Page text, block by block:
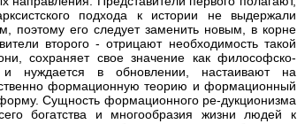
подхода к истории не выдержали
поэтому его следует заменить новым, в корне
второго - отрицают необходимость такой
сохраняет свое значение как философско-
и нуждается в обновлении, настаивают на
формационную теорию и формационный
Сущность формационного ре-дукционизма
богатства и многообразия жизни людей к